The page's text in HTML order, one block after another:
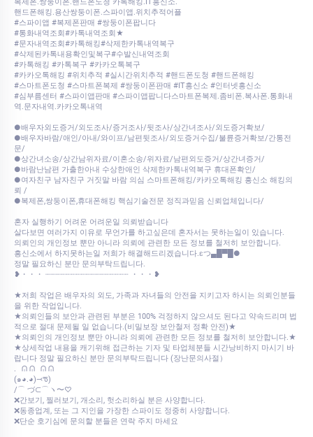
복제폰.쌍둥이폰.핸드폰도청 카톡해킹.IT흥신소.
핸드폰해킹.용산쌍둥이폰.스파이앱.위치추적어플
#스파이앱 #복제폰판매 #쌍둥이폰팝니다
#통화내역조회#카톡내역조회★
#문자내역조회#카톡해킹#삭제한카톡내역복구
#삭제된카톡내용확인및복구#수발신내역조회
#카톡해킹 #카톡복구 #카카오톡복구
#카카오톡해킹 #위치추적 #실시간위치추적 #핸드폰도청 #핸드폰해킹
#스마트폰도청 #스마트폰복제 #쌍둥이폰판매 #IT흥신소 #인터넷흥신소
#심부름센터 #스파이앱판매 #스파이앱팝니다스마트폰복제.좀비폰.복사폰.통화내
역.문자내역.카카오톡내역
●배우자외도증거/외도조사/증거조사/뒷조사/상간녀조사/외도증거확보/
●배우자바람/애인/아내/와이프/남편뒷조사/외도증거수집/불륜증거확보/간통전
문/
●상간녀소송/상간남위자료/이혼소송/위자료/남편외도증거/상간녀증거/
●바람난남편 가출한아내 수상한애인 삭제한카톡내역복구 휴대폰확인/
●여자친구 남자친구 거짓말 바람 의심 스마트폰해킹/카카오톡해킹 흥신소 해킹의
뢰 /
●복제폰,쌍둥이폰,휴대폰해킹 핵심기술전문 정직과믿음 신뢰업체입니다/
혼자 실행하기 어려운 어려운일 의뢰받습니다
살다보면 여러가지 이유로 무언가를 하고싶은데 혼자서는 못하는일이 있습니다.
의뢰인의 개인정보 뿐만 아니라 의뢰에 관련한 모든 정보를 철저히 보안합니다.
흥신소에서 하지못하는일 저희가 해결해드리겠습니다.εつ▄█▀█●
정말 필요하신 분만 문의부탁드립니다.
❥・・・ ┈┈┈┈┈┈┈┈┈┈┈┈┈┈┈┈┈ ・・・❥
★저희 작업은 배우자의 외도, 가족과 자녀들의 안전을 지키고자 하시는 의뢰인분들
을 위한 작업입니다.
★의뢰인들의 보안과 관련된 부분은 100% 걱정하지 않으셔도 된다고 약속드리며 법
적으로 절대 문제될 일 없습니다.(비밀보장 보안철저 정확 안전)★
★의뢰인의 개인정보 뿐만 아니라 의뢰에 관련한 모든 정보를 철저히 보안합니다.★
★상세작업 내용을 캐기위해 접근하는 기자 및 타업체분들 시간낭비하지 마시기 바
랍니다 정말 필요하신 분만 문의부탁드립니다 (장난문의사절）
.⠀ᕬ ᕬ⠀ᕬ ᕬ
‎(๑◕.◕)⤙ᖛ)
‎/⌒ づ⊂⌒ヽ〜♡
❌간보기, 찔러보기, 개소리, 헛소리하실 분은 사양합니다.
❌동종업계, 또는 그 지인을 가장한 스파이도 정중히 사양합니다.
❌단순 호기심에 문의할 분들은 연락 주지 마세요